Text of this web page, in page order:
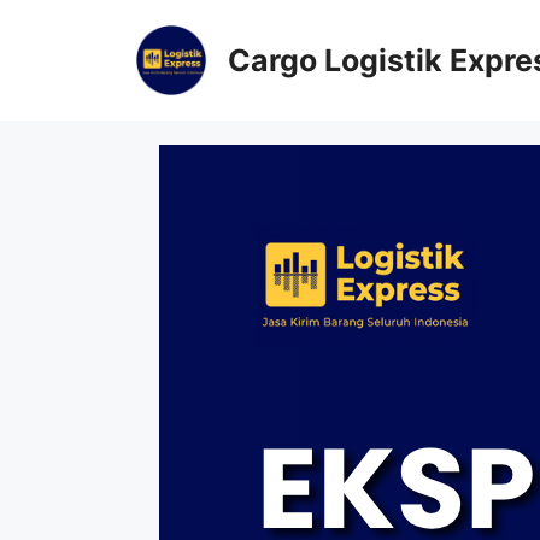
Cargo Logistik